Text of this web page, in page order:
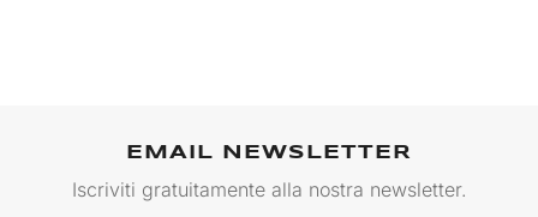
EMAIL NEWSLETTER
Iscriviti gratuitamente alla nostra newsletter.